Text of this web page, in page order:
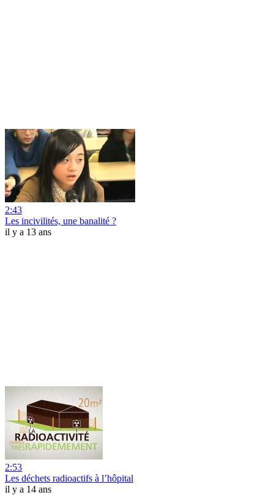
2:43
Les incivilités, une banalité ?
il y a 13 ans
2:53
Les déchets radioactifs à l’hôpital
il y a 14 ans